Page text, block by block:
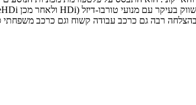
בהצלחה רבה גם כרכב עבודה קשוח וגם כרכב